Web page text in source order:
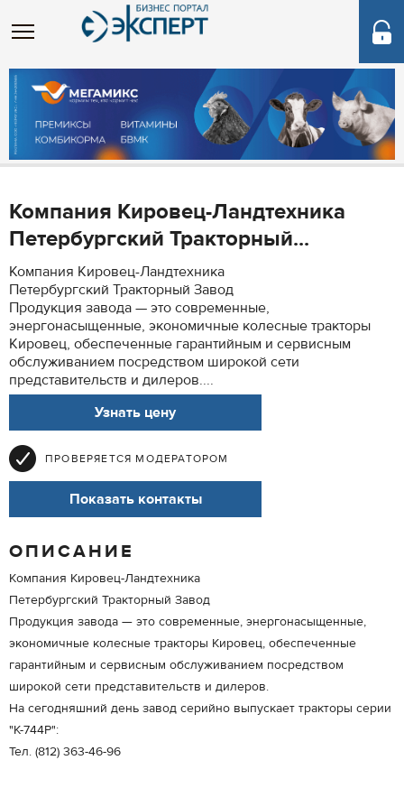
Компания Кировец-Ландтехника
Петербургский Тракторный...
Компания Кировец-Ландтехника
Петербургский Тракторный Завод
Продукция завода — это современные,
энергонасыщенные, экономичные колесные тракторы
Кировец, обеспеченные гарантийным и сервисным
обслуживанием посредством широкой сети
представительств и дилеров....
Узнать цену
ПРОВЕРЯЕТСЯ МОДЕРАТОРОМ
Показать контакты
ОПИСАНИЕ
Компания Кировец-Ландтехника
Петербургский Тракторный Завод
Продукция завода — это современные, энергонасыщенные,
экономичные колесные тракторы Кировец, обеспеченные
гарантийным и сервисным обслуживанием посредством
широкой сети представительств и дилеров.
На сегодняшний день завод серийно выпускает тракторы серии
"К-744Р":
Тел. (812) 363-46-96